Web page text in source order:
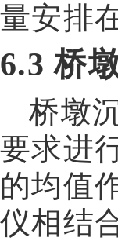
量安排
6.3桥
桥墩
要求进
的均值
仪相结